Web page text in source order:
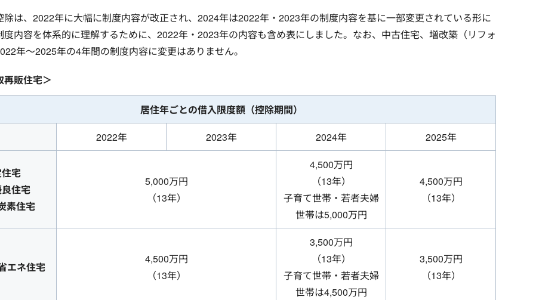
除は、2022年に大幅に制度内容が改正され、2024年は2022年・2023年の制度内容を基に一部変更されている形に
度内容を体系的に理解するために、2022年・2023年の内容も含め表にしました。なお、中古住宅、増改築（リフォ
年～2025年の4年間の制度内容に変更はありません。
再販住宅＞
居住年ごとの借入限度額 （控除期間）
2022年
2023年 2024年 2025年
宅
住宅
素住宅
5,000万円
（13年）
4,500万円
（13年）
子育て世帯・若者夫婦
世帯は5,000万円
4,500万円
（13年）
エネ住宅
4,500万円
（13年）
3,500万円
（13年）
子育て世帯・若者夫婦
世帯は4,500万円
3,500万円
（13年）